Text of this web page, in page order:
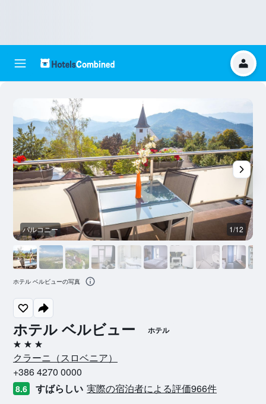
ホテル ベルビュー ホテル
3つ星
クラーニ​（スロベニア​）​
+386 4270 0000
8.6 すばらしい 実際の宿泊者による評価966​件
バルコニー 1/12
ホテル ベルビューの写真